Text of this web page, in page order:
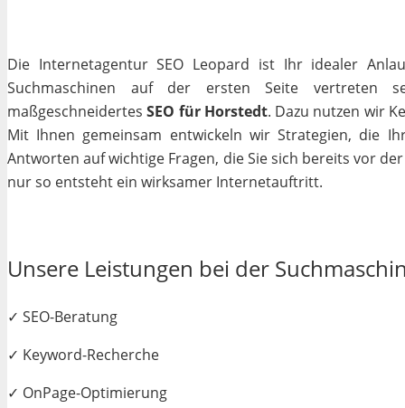
Die Internetagentur SEO Leopard ist Ihr idealer
Suchmaschinen auf der ersten Seite vertreten
maßgeschneidertesSEO für Horstedt. Dazu nutzen wir
Mit Ihnen gemeinsam entwickeln wir Strategien, die
Antworten auf wichtige Fragen, die Sie sich bereits vor
nur so entsteht ein wirksamer Internetauftritt.
Unsere Leistungen bei der
✓ SEO-Beratung
✓ Keyword-Recherche
✓ OnPage-Optimierung